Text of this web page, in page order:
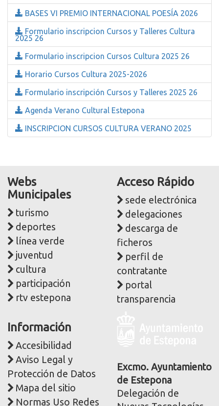
BASES VI PREMIO INTERNACIONAL POESÍA 2026
Formulario inscripcion Cursos y Talleres Cultura
2025 26
Formulario inscripcion Cursos Cultura 2025 26
Horario Cursos Cultura 2025-2026
Formulario inscripción Cursos y Talleres 2025 26
Agenda Verano Cultural Estepona
INSCRIPCION CURSOS CULTURA VERANO 2025
Webs
Municipales
turismo
deportes
línea verde
juventud
cultura
participación
rtv estepona
Acceso Rápido
sede electrónica
delegaciones
descarga de
ficheros
perfil de
contratante
portal
transparencia
Información
Accesibilidad
Aviso Legal y
Protección de Datos
Mapa del sitio
Normas Uso Redes
corporativa
Excmo. Ayuntamiento
de Estepona
Delegación de